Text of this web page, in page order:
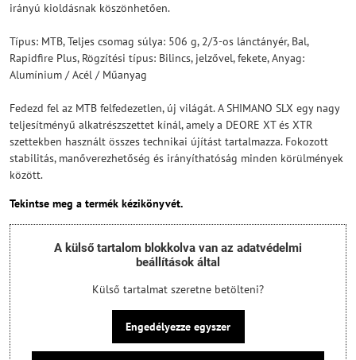
irányú kioldásnak köszönhetően.
Típus: MTB, Teljes csomag súlya: 506 g, 2/3-os lánctányér, Bal,
Rapidfire Plus, Rögzítési típus: Bilincs, jelzővel, fekete, Anyag:
Alumínium / Acél / Műanyag
Fedezd fel az MTB felfedezetlen, új világát. A SHIMANO SLX egy nagy
teljesítményű alkatrészszettet kínál, amely a DEORE XT és XTR
szettekben használt összes technikai újítást tartalmazza. Fokozott
stabilitás, manőverezhetőség és irányíthatóság minden körülmények
között.
Tekintse meg a termék kézikönyvét.
A külső tartalom blokkolva van az adatvédelmi
beállítások által
Külső tartalmat szeretne betölteni?
Engedélyezze egyszer